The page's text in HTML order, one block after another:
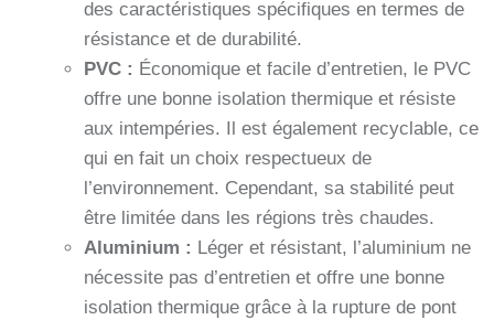
des caractéristiques spécifiques en termes de
résistance et de durabilité.
PVC : Économique et facile d’entretien, le PVC
offre une bonne isolation thermique et résiste
aux intempéries. Il est également recyclable, ce
qui en fait un choix respectueux de
l’environnement. Cependant, sa stabilité peut
être limitée dans les régions très chaudes.
Aluminium : Léger et résistant, l’aluminium ne
nécessite pas d’entretien et offre une bonne
isolation thermique grâce à la rupture de pont